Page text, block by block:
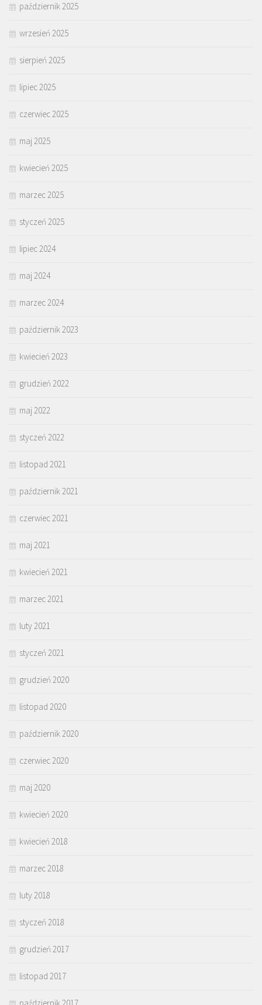
październik 2025
wrzesień 2025
sierpień 2025
lipiec 2025
czerwiec 2025
maj 2025
kwiecień 2025
marzec 2025
styczeń 2025
lipiec 2024
maj 2024
marzec 2024
październik 2023
kwiecień 2023
grudzień 2022
maj 2022
styczeń 2022
listopad 2021
październik 2021
czerwiec 2021
maj 2021
kwiecień 2021
marzec 2021
luty 2021
styczeń 2021
grudzień 2020
listopad 2020
październik 2020
czerwiec 2020
maj 2020
kwiecień 2020
kwiecień 2018
marzec 2018
luty 2018
styczeń 2018
grudzień 2017
listopad 2017